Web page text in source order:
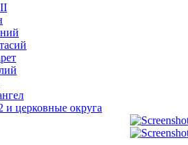
и церковные округа